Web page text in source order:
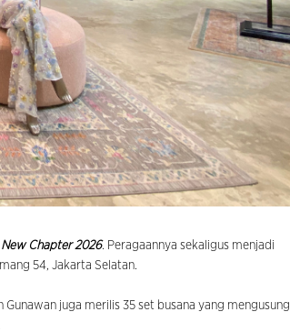
New Chapter 2026. Peragaannya sekaligus menjadi
54, Jakarta Selatan.
juga merilis 35 set busana yang mengusung